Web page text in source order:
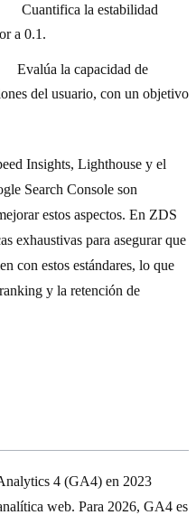
Cuantifica la estabilidad
a 0.1.
Evalúa la capacidad de
del usuario, con un objetivo
Insights, Lighthouse y el
Search Console son
estos aspectos. En ZDS
exhaustivas para asegurar que
con estos estándares, lo que
y la retención de
4 (GA4) en 2023
web. Para 2026, GA4 es